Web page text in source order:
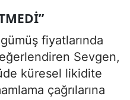
fiyatlarında
Sevgen,
küresel likidite
çağrılarına